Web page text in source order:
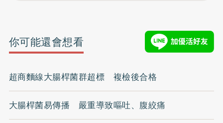
你可能還會想看
超商麵線大腸桿菌群超標 複檢後合格
大腸桿菌易傳播 嚴重導致嘔吐、腹絞痛